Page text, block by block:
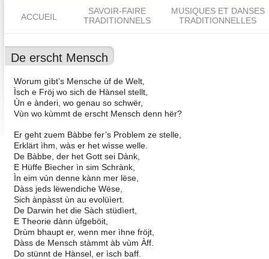
ACCUEIL
SAVOIR-FAIRE
TRADITIONNELS
MUSIQUES ET DANSES
TRADITIONNELLES
De erscht Mensch
Worum gìbt’s Mensche ùf de Welt,
Ìsch e Fröj wo sich de Hànsel stellt,
Ùn e ànderi, wo genau so schwër,
Vùn wo kùmmt de erscht Mensch denn hër?
Er geht zuem Bàbbe fer’s Problem ze stelle,
Erklärt ìhm, wàs er het wìsse welle.
De Bàbbe, der het Gott sei Dànk,
E Hüffe Bìecher ìn sim Schrànk,
Ìn eim vùn denne kànn mer lëse,
Dàss jeds lëwendiche Wëse,
Sich ànpàsst ùn au evolüìert.
De Darwin het die Sàch stüdìert,
E Theorie dànn ùfgeböit,
Drùm bhaupt er, wenn mer ìhne fröjt,
Dàss de Mensch stàmmt àb vùm Àff.
Do stünnt de Hànsel, er ìsch baff.